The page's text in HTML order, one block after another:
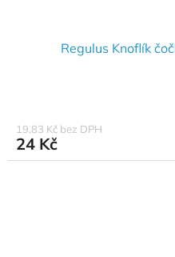
Regulus Knoflík
19,83 Kč bez DPH
24 Kč